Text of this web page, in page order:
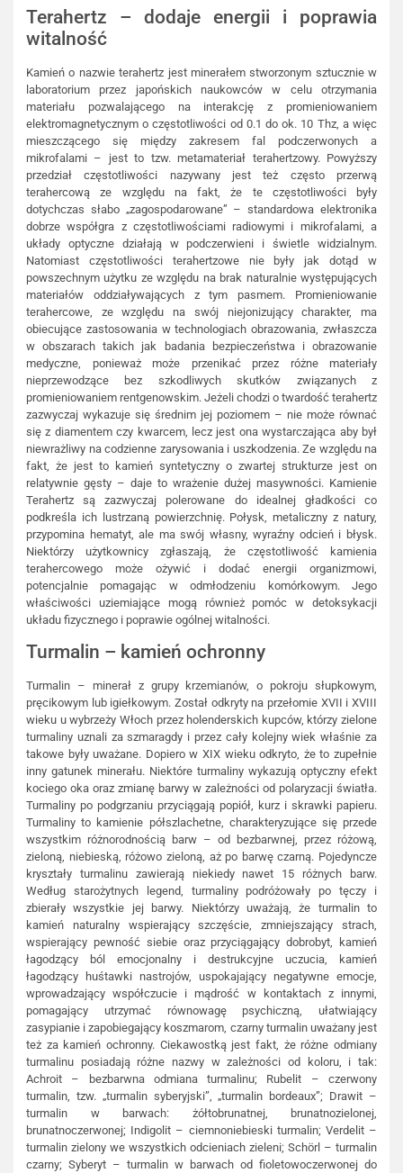
Terahertz – dodaje energii i poprawia
witalność
Kamień o nazwie terahertz jest minerałem stworzonym sztucznie w
laboratorium przez japońskich naukowców w celu otrzymania
materiału pozwalającego na interakcję z promieniowaniem
elektromagnetycznym o częstotliwości od 0.1 do ok. 10 Thz, a więc
mieszczącego się między zakresem fal podczerwonych a
mikrofalami – jest to tzw. metamateriał terahertzowy. Powyższy
przedział częstotliwości nazywany jest też często przerwą
terahercową ze względu na fakt, że te częstotliwości były
dotychczas słabo „zagospodarowane” – standardowa elektronika
dobrze współgra z częstotliwościami radiowymi i mikrofalami, a
układy optyczne działają w podczerwieni i świetle widzialnym.
Natomiast częstotliwości terahertzowe nie były jak dotąd w
powszechnym użytku ze względu na brak naturalnie występujących
materiałów oddziaływających z tym pasmem. Promieniowanie
terahercowe, ze względu na swój niejonizujący charakter, ma
obiecujące zastosowania w technologiach obrazowania, zwłaszcza
w obszarach takich jak badania bezpieczeństwa i obrazowanie
medyczne, ponieważ może przenikać przez różne materiały
nieprzewodzące bez szkodliwych skutków związanych z
promieniowaniem rentgenowskim. Jeżeli chodzi o twardość terahertz
zazwyczaj wykazuje się średnim jej poziomem – nie może równać
się z diamentem czy kwarcem, lecz jest ona wystarczająca aby był
niewrażliwy na codzienne zarysowania i uszkodzenia. Ze względu na
fakt, że jest to kamień syntetyczny o zwartej strukturze jest on
relatywnie gęsty – daje to wrażenie dużej masywności. Kamienie
Terahertz są zazwyczaj polerowane do idealnej gładkości co
podkreśla ich lustrzaną powierzchnię. Połysk, metaliczny z natury,
przypomina hematyt, ale ma swój własny, wyraźny odcień i błysk.
Niektórzy użytkownicy zgłaszają, że częstotliwość kamienia
terahercowego może ożywić i dodać energii organizmowi,
potencjalnie pomagając w odmłodzeniu komórkowym. Jego
właściwości uziemiające mogą również pomóc w detoksykacji
układu fizycznego i poprawie ogólnej witalności.
Turmalin – kamień ochronny
Turmalin – minerał z grupy krzemianów, o pokroju słupkowym,
pręcikowym lub igiełkowym. Został odkryty na przełomie XVII i XVIII
wieku u wybrzeży Włoch przez holenderskich kupców, którzy zielone
turmaliny uznali za szmaragdy i przez cały kolejny wiek właśnie za
takowe były uważane. Dopiero w XIX wieku odkryto, że to zupełnie
inny gatunek minerału. Niektóre turmaliny wykazują optyczny efekt
kociego oka oraz zmianę barwy w zależności od polaryzacji światła.
Turmaliny po podgrzaniu przyciągają popiół, kurz i skrawki papieru.
Turmaliny to kamienie półszlachetne, charakteryzujące się przede
wszystkim różnorodnością barw – od bezbarwnej, przez różową,
zieloną, niebieską, różowo zieloną, aż po barwę czarną. Pojedyncze
kryształy turmalinu zawierają niekiedy nawet 15 różnych barw.
Według starożytnych legend, turmaliny podróżowały po tęczy i
zbierały wszystkie jej barwy. Niektórzy uważają, że turmalin to
kamień naturalny wspierający szczęście, zmniejszający strach,
wspierający pewność siebie oraz przyciągający dobrobyt, kamień
łagodzący ból emocjonalny i destrukcyjne uczucia, kamień
łagodzący huśtawki nastrojów, uspokajający negatywne emocje,
wprowadzający współczucie i mądrość w kontaktach z innymi,
pomagający utrzymać równowagę psychiczną, ułatwiający
zasypianie i zapobiegający koszmarom, czarny turmalin uważany jest
też za kamień ochronny. Ciekawostką jest fakt, że różne odmiany
turmalinu posiadają różne nazwy w zależności od koloru, i tak:
Achroit – bezbarwna odmiana turmalinu; Rubelit – czerwony
turmalin, tzw. „turmalin syberyjski”, „turmalin bordeaux”; Drawit –
turmalin w barwach: żółtobrunatnej, brunatnozielonej,
brunatnoczerwonej; Indigolit – ciemnoniebieski turmalin; Verdelit –
turmalin zielony we wszystkich odcieniach zieleni; Schörl – turmalin
czarny; Syberyt – turmalin w barwach od fioletowoczerwonej do